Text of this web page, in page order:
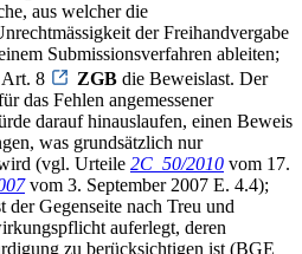
aus welcher die
der Freihandvergabe
Submissionsverfahren ableiten;
Art. 8
ZGB die Beweislast. Der
das Fehlen angemessener
darauf hinauslaufen, einen Beweis
was grundsätzlich nur
(vgl. Urteile 2C_50/2010 vom 17.
vom 3. September 2007 E. 4.4);
Gegenseite nach Treu und
auferlegt, deren
zu berücksichtigen ist (BGE